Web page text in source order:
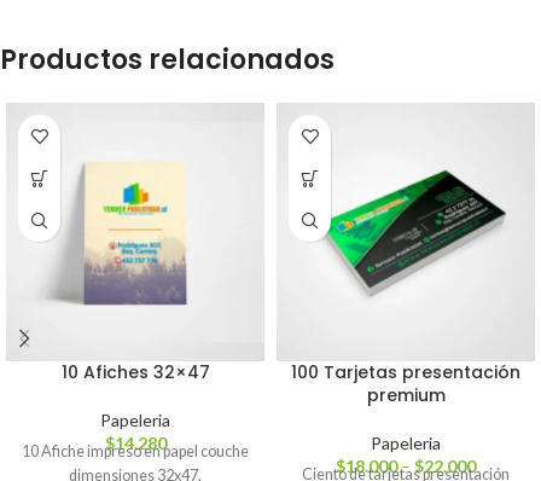
Productos relacionados
10 Afiches 32×47
Papeleria
$14.280
10 Afiche impreso en papel couche
dimensiones 32x47.
100 Tarjetas presentación
premium
Papeleria
$18.000– $22.000
Ciento de tarjetas presentación